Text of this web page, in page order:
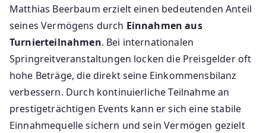
Matthias Beerbaum erzielt einen bedeutenden Anteil
seines Vermögens durch Einnahmen aus
Turnierteilnahmen. Bei internationalen
Springreitveranstaltungen locken die Preisgelder oft
hohe Beträge, die direkt seine Einkommensbilanz
verbessern. Durch kontinuierliche Teilnahme an
prestigeträchtigen Events kann er sich eine stabile
Einnahmequelle sichern und sein Vermögen gezielt